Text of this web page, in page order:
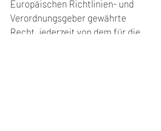
Europäischen Richtlinien- und
Verordnungsgeber gewährte
Recht, jederzeit von dem für die